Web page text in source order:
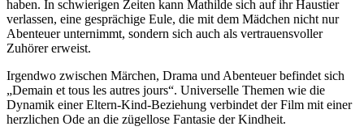
haben. In schwierigen Zeiten kann Mathilde sich auf ihr Haustier
verlassen, eine gesprächige Eule, die mit dem Mädchen nicht nur
Abenteuer unternimmt, sondern sich auch als vertrauensvoller
Zuhörer erweist.
Irgendwo zwischen Märchen, Drama und Abenteuer befindet sich
„Demain et tous les autres jours“. Universelle Themen wie die
Dynamik einer Eltern-Kind-Beziehung verbindet der Film mit einer
herzlichen Ode an die zügellose Fantasie der Kindheit.